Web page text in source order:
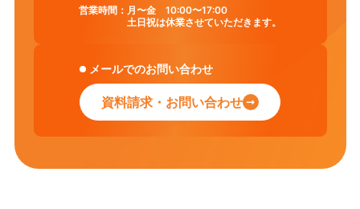
営業時間： 月〜金 10:00〜17:00
土日祝は休業させていただきます。
メールでのお問い合わせ
資料請求・お問い合わせ